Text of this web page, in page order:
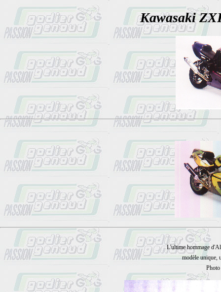
Kawasaki
L'ultime hommage
modèle unique,